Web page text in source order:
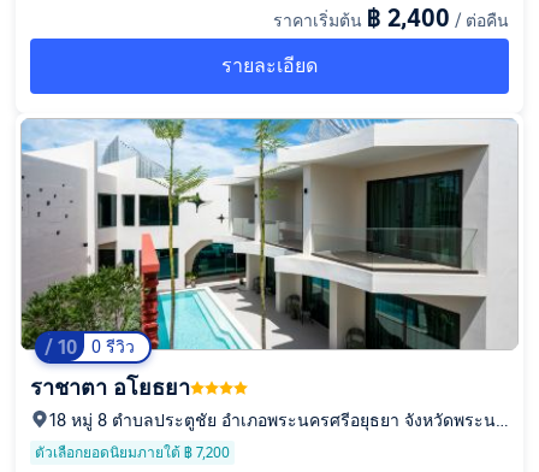
พนักงานรักษาความปลอดภัยดูแลเรื่องที่จอดรถเป็นอย่างดี มีพื้นที่จอ
น เรียบง่ายสไตล์มินิมอล ห้องพักกว้างขวาง แบ่งโซนห้องน้ำเปียก-
แห้งชัดเจน พร้อมสิ่งอำนวยความสะดวกครบครัน ทั้งสบู่ แชมพู ได
ร์เป่าผม ตู้เย็น Smart TV รวมถึงจาน ชาม และช้อนส้อม สำหรับโอ
กาสพิเศษ เช่น วันเกิด สามารถแจ้งโรงแรมล่วงหน้าได้ โดยทางโร
งแรมมีการจัดเตรียมเค้กต้อนรับไว้ในห้องพัก นอกจากนี้ภายในโรง
แรมยังมี The Summer Coffee ห้องอาหารเช้า ฟิตเนส สระว่ายน้ำ
และ Rooftop Bar ที่สามารถชมวิวเมืองอยุธยาได้แบบ 360 องศา พ
ร้อมโปรโมชั่นพิเศษในบางช่วงเวลาอีกด้วย”
ราคาเริ่มต้น ฿ 2,400 / ต่อคืน
รายละเอียด
/ 10 0 รีวิว
ราชาตา อโยธยา
18 หมู่ 8 ตำบลประตูชัย อำเภอพระนครศรีอยุธยา จังหวัดพระนค
รศรีอยุธยา, ตำบล ประตูชัย, จังหวัดพระนครศรีอยุธยา, 13000
ตัวเลือกยอดนิยมภายใต้ ฿ 7,200